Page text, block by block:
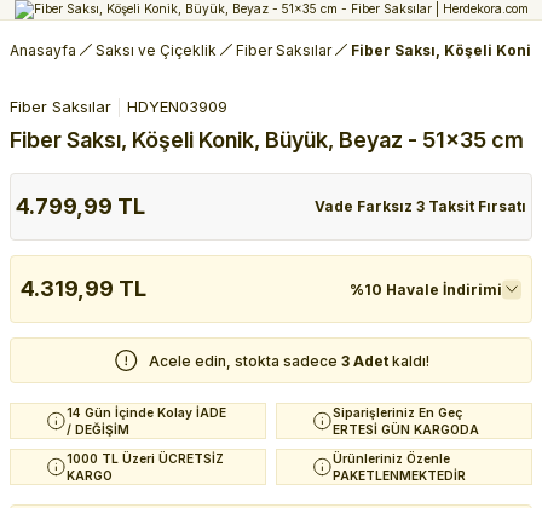
Anasayfa Saksı ve Çiçeklik Fiber Saksılar Fiber Saksı, Köşeli
Fiber Saksılar HDYEN03909
Fiber Saksı, Köşeli Konik, Büyük, Beyaz - 51x35 cm
4.799,99 TL Vade Farksız 3 Taksit Fırsatı
4.319,99 TL %10 Havale İndirimi
Acele edin, stokta sadece 3 Adet kaldı!
14 Gün İçinde Kolay İADE
/ DEĞİŞİM
Siparişleriniz En Geç
ERTESİ GÜN KARGODA
1000 TL Üzeri ÜCRETSİZ
KARGO
Ürünleriniz Özenle
PAKETLENMEKTEDİR